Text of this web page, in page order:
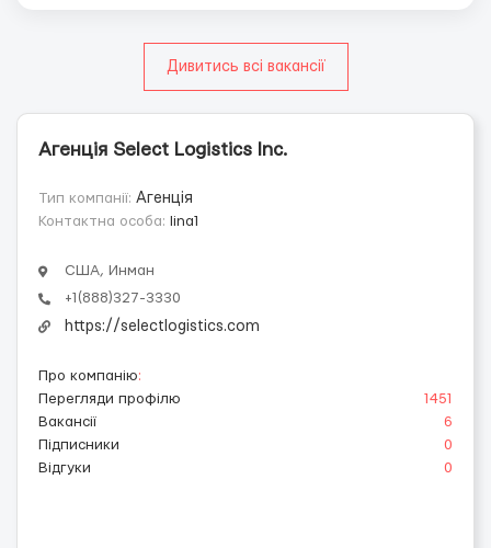
Дивитись всі вакансії
Агенція Select Logistics Inc.
Тип компанії: Агенція
Контактна особа: lina1
США, Инман
+1(888)327-3330
https://selectlogistics.com
Про компанію:
Перегляди профілю
1451
Вакансії
6
Підписники
0
Відгуки
0